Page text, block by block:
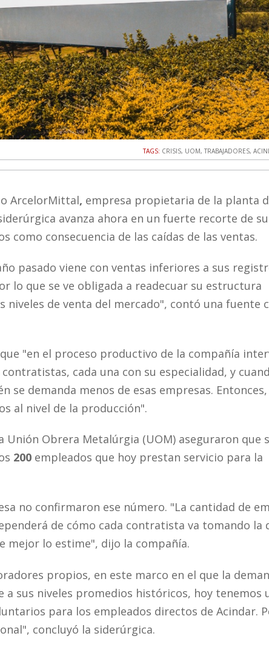
TAGS: CRISIS, UOM,TRABAJADORES,
ArcelorMittal, empresa propietaria de la planta
avanza ahora en un fuerte recorte de
como consecuencia de las caídas de las ventas.
pasado viene con ventas inferiores a sus
lo que se ve obligada a readecuar su estructura
niveles de venta del mercado", contó una fuente
"en el proceso productivo de la compañía
cada una con su especialidad, y
se demanda menos de esas empresas.
al nivel de la producción".
Unión Obrera Metalúrgia (UOM) aseguraron que
200 empleados que hoy prestan servicio para la
no confirmaron ese número. "La cantidad de
de cómo cada contratista va tomando la
mejor lo estime", dijo la compañía.
propios, en este marco en el que la
a sus niveles promedios históricos, hoy tenemos
para los empleados directos de Acindar.
concluyó la siderúrgica.